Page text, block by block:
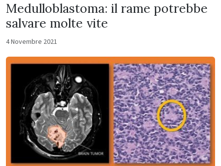
Medulloblastoma: il rame potrebbe
salvare molte vite
4 Novembre 2021